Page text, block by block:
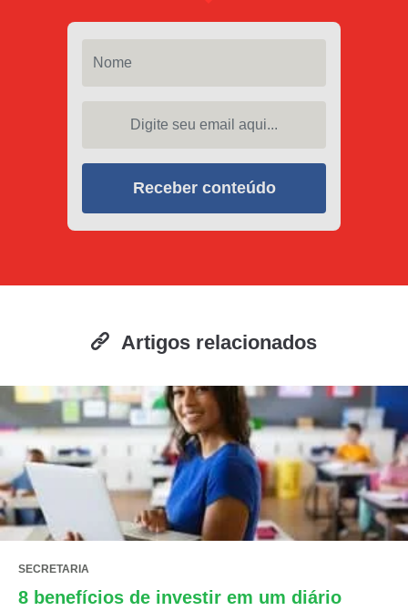
Receber conteúdo
Artigos relacionados
SECRETARIA
8 benefícios de investir em um diário